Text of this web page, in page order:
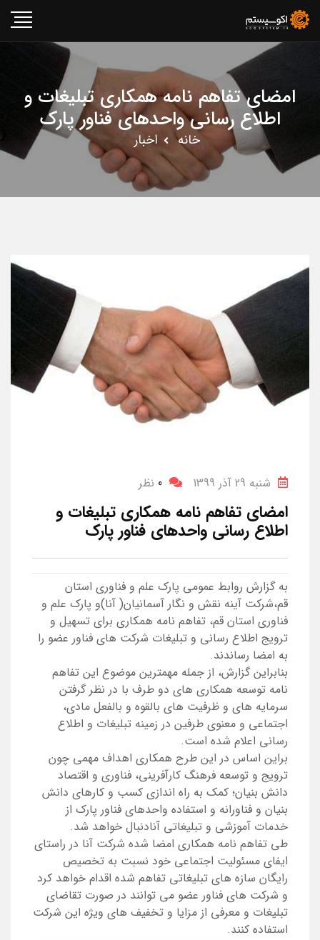
امضای تفاهم نامه همکاری تبلیغات و
اطلاع رسانی واحدهای فناور پارک
خانه اخبار
شنبه 29 آذر 1399 0 نظر
امضای تفاهم نامه همکاری تبلیغات و
اطلاع رسانی واحدهای فناور پارک
به گزارش روابط عمومی پارک علم و فناوری استان
قم،شرکت آینه نقش و نگار آسمانیان( آنا)و پارک علم و
فناوری استان قم، تفاهم نامه همکاری برای تسهیل و
ترویج اطلاع رسانی و تبلیغات شرکت های فناور عضو را
به امضا رساندند.
بنابراین گزارش، از جمله مهمترین موضوع این تفاهم
نامه توسعه همکاری های دو طرف با در نظر گرفتن
سرمایه های و ظرفیت های بالقوه و بالفعل مادی،
اجتماعی و معنوی طرفین در زمینه تبلیغات و اطلاع
رسانی اعلام شده است.
براین اساس در این طرح همکاری اهداف مهمی چون
ترویج و توسعه فرهنگ کارآفرینی، فناوری و اقتصاد
دانش بنیان؛ کمک به راه اندازی کسب و کارهای دانش
بنیان و فناورانه و استفاده واحدهای فناور پارک از
خدمات آموزشی و تبلیغاتی آنادنبال خواهد شد.
طی تفاهم نامه همکاری امضا شده شرکت آنا در راستای
ایفای مسئولیت اجتماعی خود نسبت به تخصیص
رایگان سازه های تبلیغاتی تفاهم شده اقدام خواهد کرد
و شرکت های فناور عضو می توانند در صورت تقاضای
تبلیغات و معرفی از مزایا و تخفیف های ویژه این شرکت
استفاده کنند.